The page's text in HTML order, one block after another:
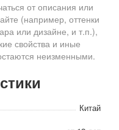
от описания или
(например, оттенки
или дизайне, и т.п.),
свойства и иные
неизменными.
Китай